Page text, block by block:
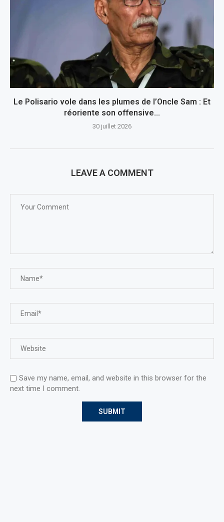
Le Polisario vole dans les plumes de l’Oncle Sam : Et
réoriente son offensive...
30 juillet 2026
LEAVE A COMMENT
Save my name, email, and website in this browser for the
next time I comment.